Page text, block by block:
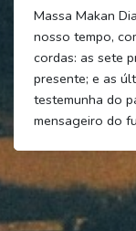
Massa Makan
nosso tempo,
cordas: as sete
presente; e as
testemunha do
mensageiro do